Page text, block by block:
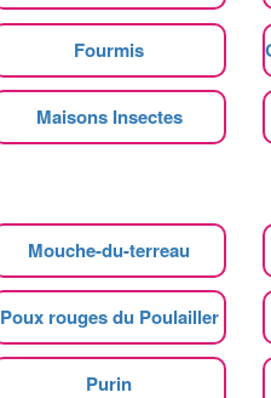
Fourmis
Maisons Insectes
Mouche-du-terreau
Poux rouges du Poulailler
Purin